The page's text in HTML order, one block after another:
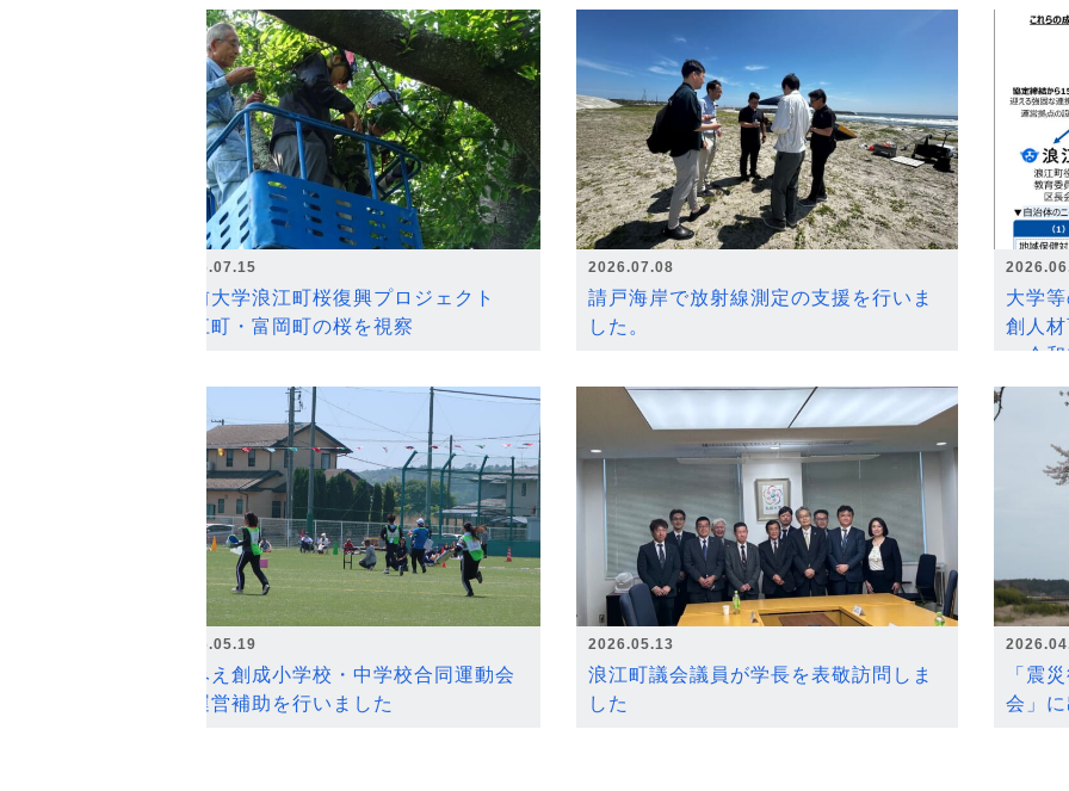
2026.07.15
弘前大学浪江町桜復興プロジェクト
浪江町・富岡町の桜を視察
2026.07.08
請戸海岸で放射線測定の支援を行いま
した。
大学
創人
～令
2026.05.19
なみえ創成小学校・中学校合同運動会
の運営補助を行いました
2026.05.13
浪江町議会議員が学長を表敬訪問しま
した
「震
会」